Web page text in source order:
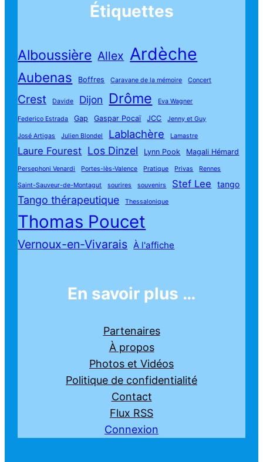
Étiquettes
Alboussière Allex Ardèche
Aubenas Boffres Caravane de la mémoire Concert
Crest Davide Dijon Drôme Eva Wagner
Federico Estrada Gap Gaspar Pocaï JCC Jenny et Guy
José Artigas Julien Blondel Lablachère Lamastre
Laure Fourest Los Dinzel Lynn Pook Magali Hémard
Persephoni Venardi Portes-lès-Valence Pratique Privas Rennes
Saint-Sauveur-de-Montagut sourires souvenirs Stef Lee tango
Tango thérapeutique Thessalonique
Thomas Poucet
Vernoux-en-Vivarais À l'affiche
En savoir plus …
Partenaires
À propos
Photos et Vidéos
Politique de confidentialité
Contact
Flux RSS
Connexion